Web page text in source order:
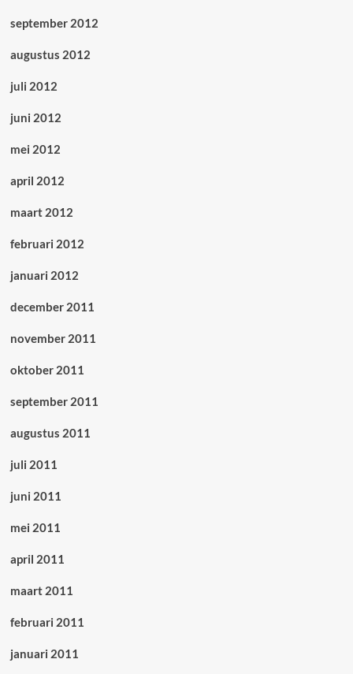
september 2012
augustus 2012
juli 2012
juni 2012
mei 2012
april 2012
maart 2012
februari 2012
januari 2012
december 2011
november 2011
oktober 2011
september 2011
augustus 2011
juli 2011
juni 2011
mei 2011
april 2011
maart 2011
februari 2011
januari 2011